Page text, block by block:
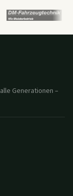
Generationen –